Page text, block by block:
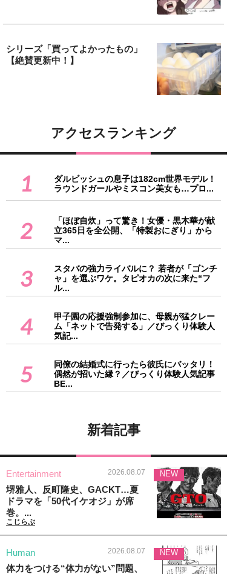
シリーズ「買ってよかったもの」
【絶賛更新中！】
アクセスランキング
1
ダルビッシュの息子は182cm世界モデル！
ラウンドガールやミスコン美女も…プロ...
2
「ほぼ自炊」って驚き！女優・黒木華が献
立365日を全公開、「特製おにぎり」から
マ...
3
スタバの強力ライバルに？ 若者が「ゴンチ
ャ」を選ぶワケ。タピオカの次に来た“フ
ル...
4
甲子園の応援強制参加に、母親が猛クレー
ム「ネットで告発する」／びっくり体験人
気記...
5
同僚の結婚式に行ったら彼氏にバッタリ！
偶然が招いた縁？／びっくり体験人気記事
BE...
新着記事
Entertainment 2026.08.07
堺雅人、反町隆史、GACKT…夏
ドラマを「50代イケオジ」が席
巻。...
こじらぶ
NEW
Human 2026.08.07
体力をつける“体力がない”問題、
NEW